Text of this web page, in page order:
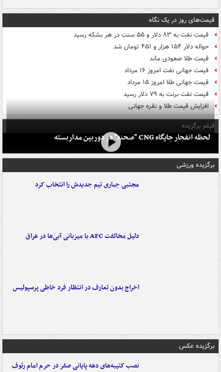
قیمت‌های روز در یک نگاه
قیمت نفت به ۸۳ دلار و ۵۵ سنت در هر بشکه رسید
حواله دلار ۱۵۴ هزار و ۴۵۱ تومان شد
قیمت طلا صعودی ماند
قیمت جهانی نفت امروز ۱۶ مرداد
قیمت جهانی طلا امروز ۱۵ مرداد
قیمت نفت برنت به ۷۹ دلار رسید
افزایش قیمت طلا و نقره جهانی
فیلم برگزیده
لحظه انفجار جایگاه CNG "صحنه" در دوربین مداربسته
برگزیده ورزشی
مجتبی جباری تیم جدیدش را انتخاب کرد
دلیل مخالفت AFC با میزبانی آبی‌ها در عراق
اخراج بدون تعارف در انتظار فرد خاطی پرسپولیس
برگزیده عکس
نصب کتیبه‌های دهه پایانی صفر در حرم امام رئوف